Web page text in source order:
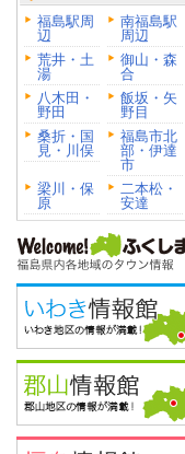
福島駅周
辺
南福島駅
周辺
荒井・土
湯
御山・森
合
八木田・
野田
飯坂・矢
野目
桑折・国
見・川俣
福島市北
部・伊達
市
梁川・保
原
二本松・
安達